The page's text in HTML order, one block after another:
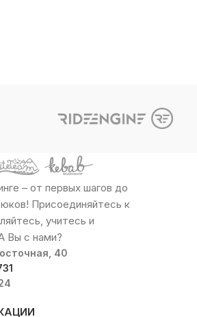
– от первых шагов до
Присоединяйтесь к
учитесь и
Вы с нами?
40